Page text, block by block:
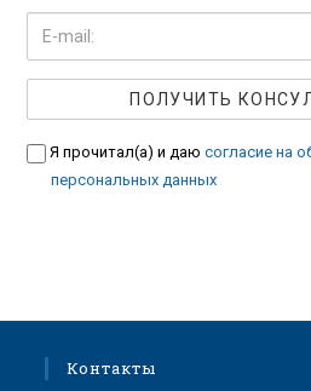
Я прочитал(а) и даюсогласие на
персональных данных
Контакты